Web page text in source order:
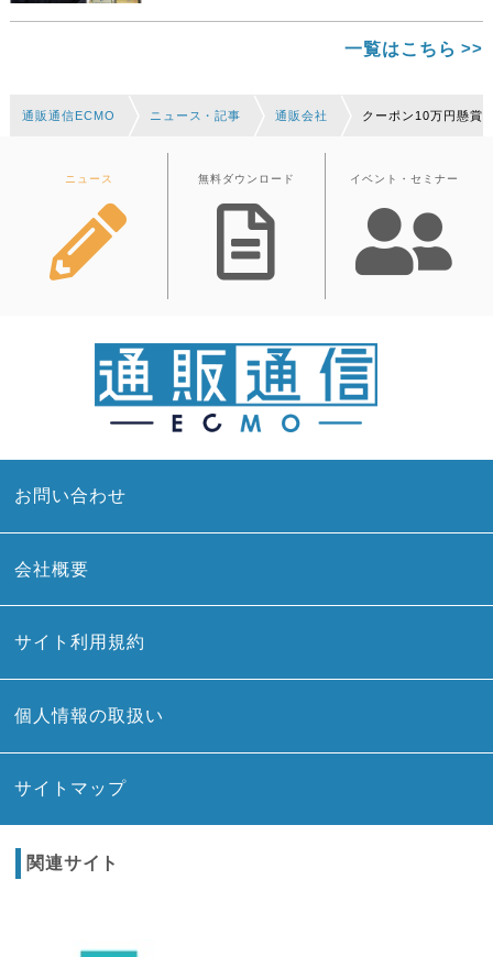
一覧はこちら
通販通信ECMO ニュース・記事 通販会社 クーポン10万円懸賞
ニュース 無料ダウンロード イベント・セミナー
お問い合わせ
会社概要
サイト利用規約
個人情報の取扱い
サイトマップ
関連サイト